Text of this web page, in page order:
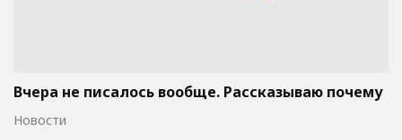
Вчера не писалось вообще. Рассказываю почему
Новости